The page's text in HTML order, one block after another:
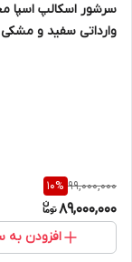
سرشور اسکالپ اسپا
وارداتی سفید و مشکی
99,000,000
10%
89,000,000
افزودن به